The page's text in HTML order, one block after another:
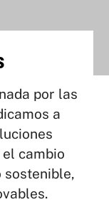
por las
a
cambio
sostenible,